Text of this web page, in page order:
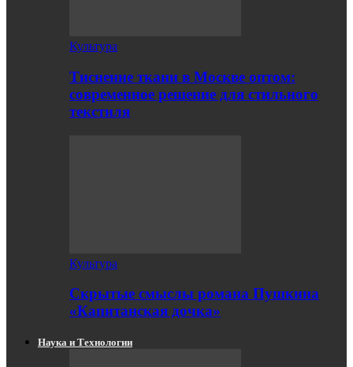
Культура
Тиснение ткани в Москве оптом:
современное решение для стильного
текстиля
Культура
Скрытые смыслы романа Пушкина
«Капитанская дочка»
Наука и Технологии